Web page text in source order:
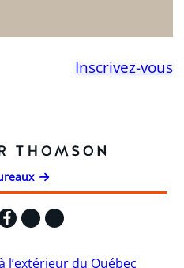
Inscrivez-vous
Instagram
YouTube
l’extérieur du Québec